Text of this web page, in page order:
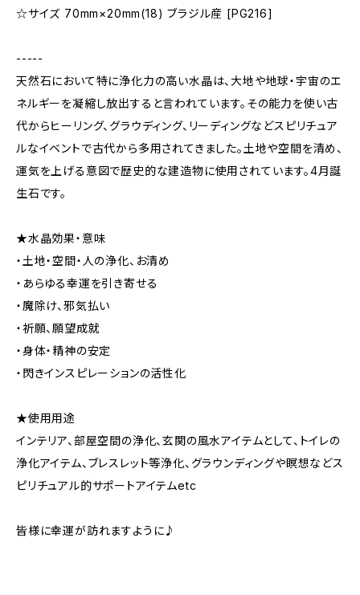
☆サイズ 70mm×20mm(18) ブラジル産 [PG216]
-----
天然石において特に浄化力の高い水晶は、大地や地球・宇宙のエ
ネルギーを凝縮し放出すると言われています。その能力を使い古
代からヒーリング、グラウディング、リーディングなどスピリチュア
ルなイベントで古代から多用されてきました。土地や空間を清め、
運気を上げる意図で歴史的な建造物に使用されています。4月誕
生石です。
★水晶効果・意味
・土地・空間・人の浄化、お清め
・あらゆる幸運を引き寄せる
・魔除け、邪気払い
・祈願、願望成就
・身体・精神の安定
・閃きインスピレーションの活性化
★使用用途
インテリア、部屋空間の浄化、玄関の風水アイテムとして、トイレの
浄化アイテム、ブレスレット等浄化、グラウンディングや瞑想などス
ピリチュアル的サポートアイテムetc
皆様に幸運が訪れますように♪